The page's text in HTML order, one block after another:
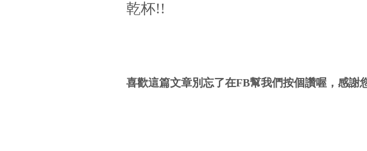
乾杯!!
喜歡這篇文章別忘了在FB幫我們按個讚喔，感謝